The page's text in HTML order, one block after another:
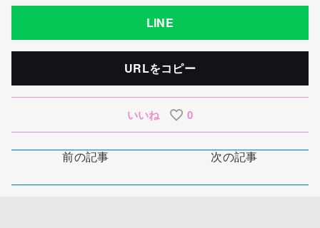
LINE
URLをコピー
いいね 0
前の記事 次の記事